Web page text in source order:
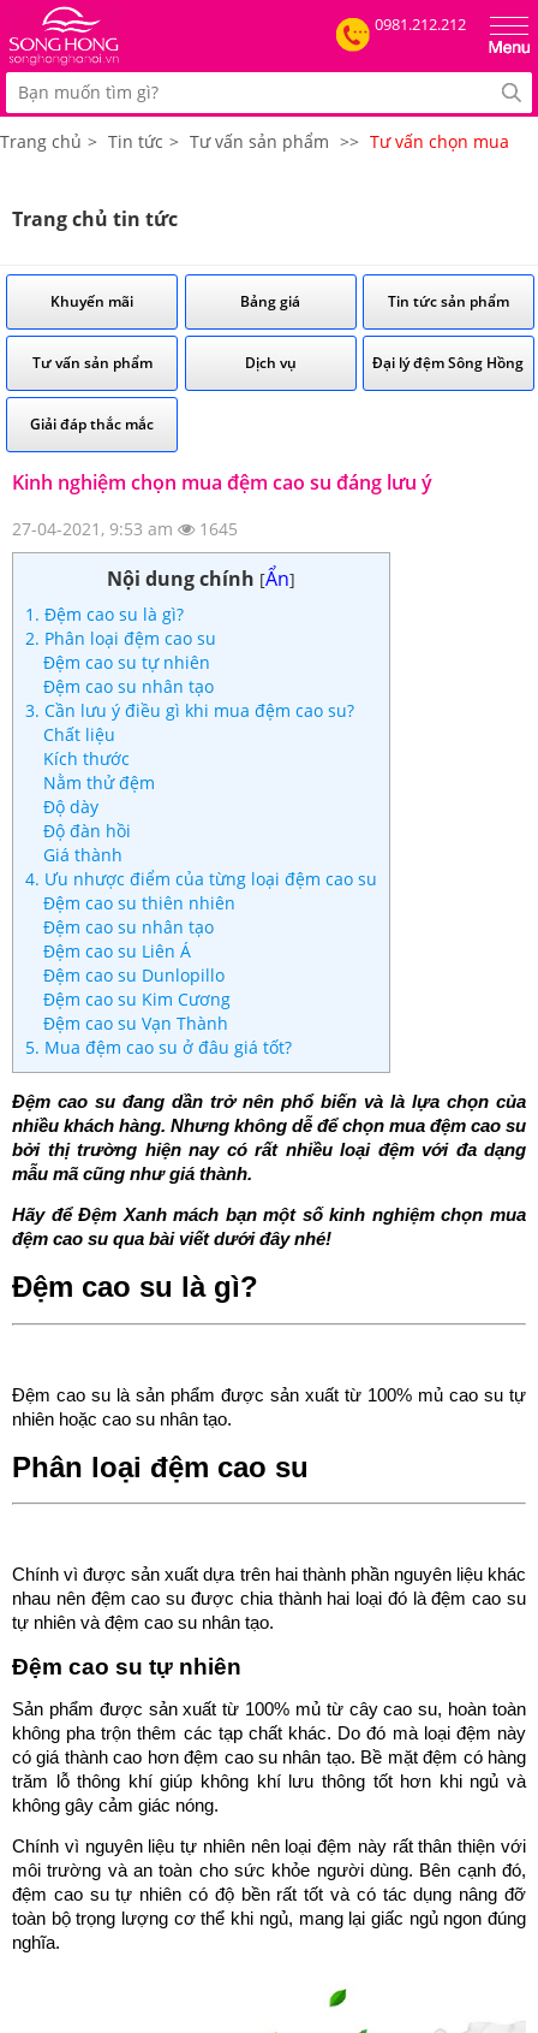
0981.212.212
Trang chủ > Tin tức > Tư vấn sản phẩm >> Tư vấn chọn mua
Trang chủ tin tức
Khuyến mãi Bảng giá Tin tức sản phẩm
Tư vấn sản phẩm Dịch vụ Đại lý đệm Sông Hồng
Giải đáp thắc mắc
Kinh nghiệm chọn mua đệm cao su đáng lưu ý
27-04-2021, 9:53 am 1645
Nội dung chính [Ẩn]
1. Đệm cao su là gì?
2. Phân loại đệm cao su
Đệm cao su tự nhiên
Đệm cao su nhân tạo
3. Cần lưu ý điều gì khi mua đệm cao su?
Chất liệu
Kích thước
Nằm thử đệm
Độ dày
Độ đàn hồi
Giá thành
4. Ưu nhược điểm của từng loại đệm cao su
Đệm cao su thiên nhiên
Đệm cao su nhân tạo
Đệm cao su Liên Á
Đệm cao su Dunlopillo
Đệm cao su Kim Cương
Đệm cao su Vạn Thành
5. Mua đệm cao su ở đâu giá tốt?
Đệm cao su đang dần trở nên phổ biến và là lựa chọn của
nhiều khách hàng. Nhưng không dễ để chọn mua đệm cao su
bởi thị trường hiện nay có rất nhiều loại đệm với đa dạng
mẫu mã cũng như giá thành.
Hãy để Đệm Xanh mách bạn một số kinh nghiệm chọn mua
đệm cao su qua bài viết dưới đây nhé!
Đệm cao su là gì?
Đệm cao su là sản phẩm được sản xuất từ 100% mủ cao su tự
nhiên hoặc cao su nhân tạo.
Phân loại đệm cao su
Chính vì được sản xuất dựa trên hai thành phần nguyên liệu khác
nhau nên đệm cao su được chia thành hai loại đó là đệm cao su
tự nhiên và đệm cao su nhân tạo.
Đệm cao su tự nhiên
Sản phẩm được sản xuất từ 100% mủ từ cây cao su, hoàn toàn
không pha trộn thêm các tạp chất khác. Do đó mà loại đệm này
có giá thành cao hơn đệm cao su nhân tạo. Bề mặt đệm có hàng
trăm lỗ thông khí giúp không khí lưu thông tốt hơn khi ngủ và
không gây cảm giác nóng.
Chính vì nguyên liệu tự nhiên nên loại đệm này rất thân thiện với
môi trường và an toàn cho sức khỏe người dùng. Bên cạnh đó,
đệm cao su tự nhiên có độ bền rất tốt và có tác dụng nâng đỡ
toàn bộ trọng lượng cơ thể khi ngủ, mang lại giấc ngủ ngon đúng
nghĩa.